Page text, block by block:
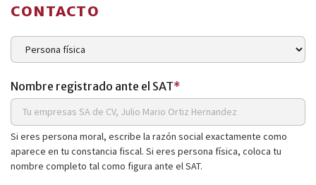
CONTACTO
Nombre registrado ante el SAT*
Si eres persona moral, escribe la razón social exactamente como
aparece en tu constancia fiscal. Si eres persona física, coloca tu
nombre completo tal como figura ante el SAT.